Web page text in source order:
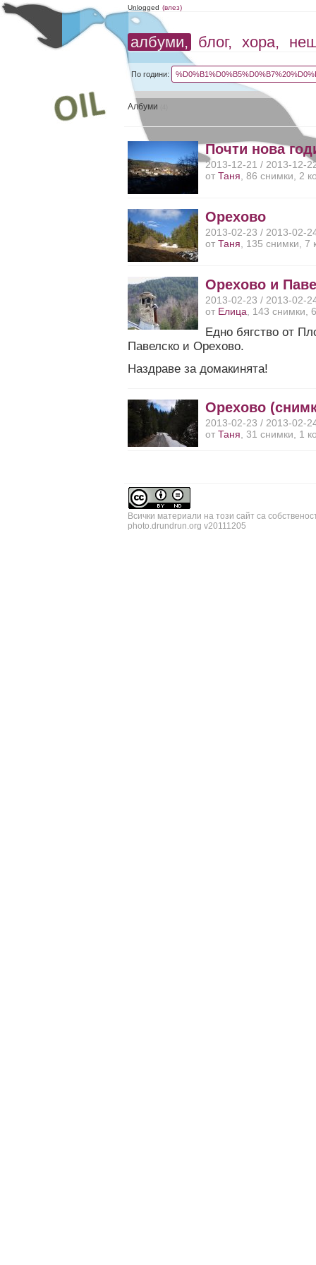
Unlogged (влез)
албуми, блог, хора,
По години:
Албуми
Почти нова
2013-12-21 / 2013-12-
отТаня , 86 снимки, 2
Орехово
2013-02-23 / 2013-02-
отТаня , 135 снимки, 7
Орехово и
2013-02-23 / 2013-02-
от Елица , 143 снимки,
Едно бягство от
Павелско и Орехово.
Наздраве за домакинята!
Орехово
2013-02-23 / 2013-02-
отТаня , 31 снимки, 1
Всички материали на този сайт са
photo.drundrun.org v20111205